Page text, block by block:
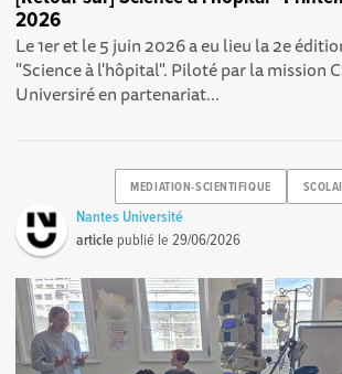
2026
Le 1er et le 5 juin 2026 a eu lieu la 2e
"Science à l'hôpital". Piloté par la mission
Universiré en partenariat...
MEDIATION-SCIENTIFIQUE
Nantes Université
article publié le29/06/2026